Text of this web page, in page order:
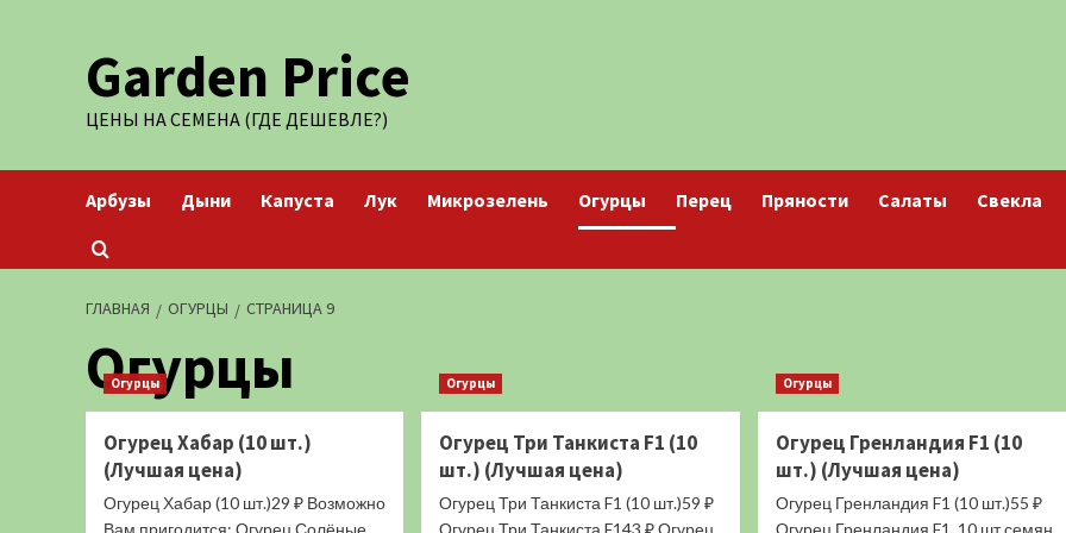
содержимомуGarden Price
ЦЕНЫ НА СЕМЕНА (ГДЕ ДЕШЕВЛЕ?)
Арбузы Дыни Капуста Лук Микрозелень Огурцы Перец Пряности Салаты Свекла
ГЛАВНАЯ ОГУРЦЫ СТРАНИЦА 9
Огурцы
Огурцы
Огурец Хабар (10 шт.)
(Лучшая цена)
Огурец Хабар (10 шт.)29 ₽ Возможно
Вам пригодится: Огурец Солёные
Огурцы
Огурец Три Танкиста F1 (10
шт.) (Лучшая цена)
Огурец Три Танкиста F1 (10 шт.)59 ₽
Огурец Три Танкиста F143 ₽ Огурец
Огурцы
Огурец Гренландия F1 (10
шт.) (Лучшая цена)
Огурец Гренландия F1 (10 шт.)55 ₽
Огурец Гренландия F1, 10 шт семян